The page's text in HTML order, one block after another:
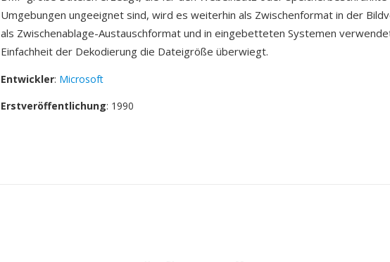
Umgebungen ungeeignet sind, wird es weiterhin als Zwischenformat in der
als Zwischenablage-Austauschformat und in eingebetteten Systemen
Einfachheit der Dekodierung die Dateigröße überwiegt.
Entwickler: Microsoft
Erstveröffentlichung: 1990